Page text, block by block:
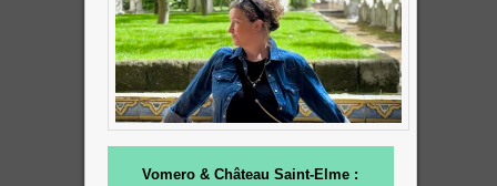
Vomero & Château Saint-Elme :